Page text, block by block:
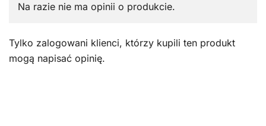
Na razie nie ma opinii o produkcie.
Tylko zalogowani klienci, którzy kupili ten produkt
mogą napisać opinię.